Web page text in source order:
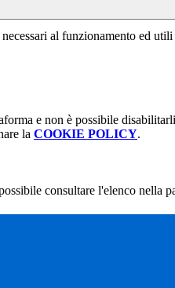
al funzionamento ed
e non è possibile
la COOKIE POLICY.
consultare l'elenco nella